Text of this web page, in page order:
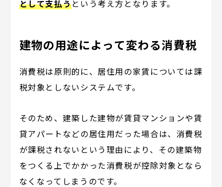
として支払うという考え方となります。
建物の用途によって変わる消費税
消費税は原則的に、居住用の家賃については課
税対象としないシステムです。
そのため、建築した建物が賃貸マンションや賃
貸アパートなどの居住用だった場合は、消費税
が課税されないという理由により、その建築物
をつくる上でかかった消費税が控除対象となら
なくなってしまうのです。